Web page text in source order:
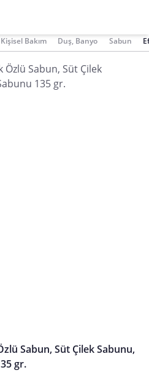
Kişisel Bakım Duş, Banyo Sabun
Sabun, Süt Çilek Sabunu,
gr.